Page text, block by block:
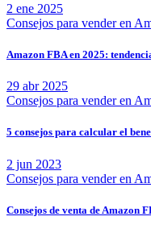
2 ene 2025
Consejos para vender en
Amazon FBA en 2025:
29 abr 2025
Consejos para vender en
5 consejos para calcular el
2 jun 2023
Consejos para vender en
Consejos de venta de Amazon